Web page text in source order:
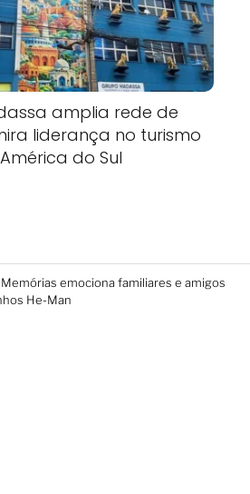
amplia rede de
liderança no turismo
do Sul
emociona familiares e amigos
He-Man